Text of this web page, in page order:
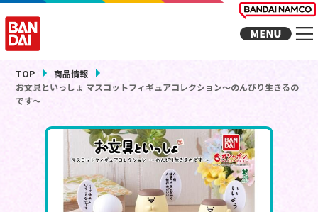
TOP
商品情報
お文具といっしょ マスコットフィギュアコレクション～のんびり生きるの
です～